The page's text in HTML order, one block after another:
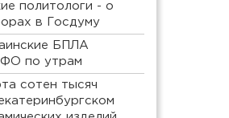
политологи - о
в Госдуму
БПЛА
по утрам
сотен тысяч